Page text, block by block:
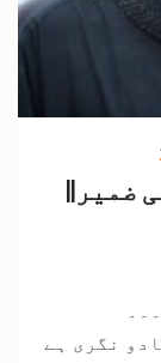
ضمیر||
نگری ہے